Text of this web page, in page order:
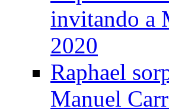
invitando a
2020
Raphael
Manuel